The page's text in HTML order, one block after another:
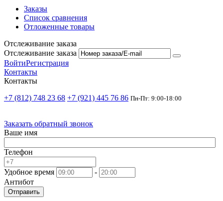
Заказы
Список сравнения
Отложенные товары
Отслеживание заказа
Отслеживание заказа
ВойтиРегистрация
Контакты
Контакты
+7 (812) 748 23 68 +7 (921) 445 76 86 Пн-Пт: 9:00-18:00
Заказать обратный звонок
Ваше имя
Телефон
Удобное время
-
Антибот
Отправить